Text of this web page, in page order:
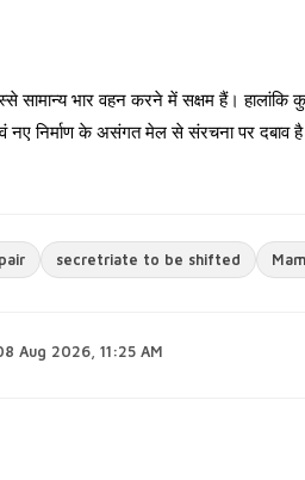
सामान्य भार वहन करने में सक्षम हैं।
नए निर्माण के असंगत मेल से संरचना पर दबाव
secretriate to be shifted
Aug 2026, 11:25 AM